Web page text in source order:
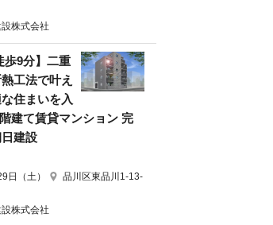
株式会社
歩9分】二重
工法で叶え
住まいを入
建て賃貸マンション 完
建設
日（土）
品川区東品川1-13-
株式会社